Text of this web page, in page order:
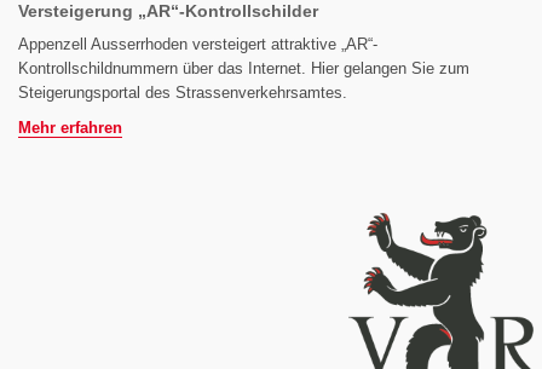
Versteigerung „AR“-Kontrollschilder
Appenzell Ausserrhoden versteigert attraktive „AR“-
Kontrollschildnummern über das Internet. Hier gelangen Sie zum
Steigerungsportal des Strassenverkehrsamtes.
Mehr erfahren